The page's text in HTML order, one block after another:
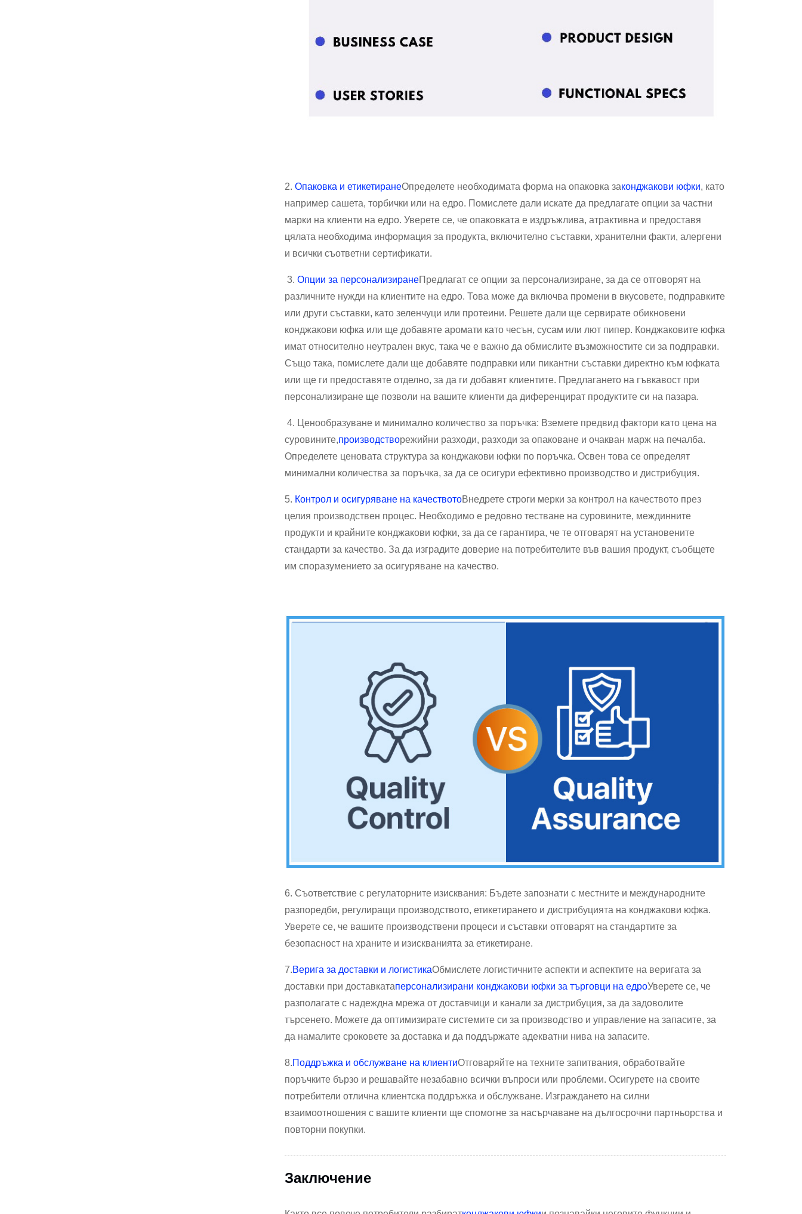
2. Опаковка и етикетиранеОпределете необходимата форма на опаковка законджакови юфки, като
например сашета, торбички или на едро. Помислете дали искате да предлагате опции за частни
марки на клиенти на едро. Уверете се, че опаковката е издръжлива, атрактивна и предоставя
цялата необходима информация за продукта, включително съставки, хранителни факти, алергени
и всички съответни сертификати.
3. Опции за персонализиранеПредлагат се опции за персонализиране, за да се отговорят на
различните нужди на клиентите на едро. Това може да включва промени в вкусовете, подправките
или други съставки, като зеленчуци или протеини. Решете дали ще сервирате обикновени
конджакови юфка или ще добавяте аромати като чесън, сусам или лют пипер. Конджаковите юфка
имат относително неутрален вкус, така че е важно да обмислите възможностите си за подправки.
Също така, помислете дали ще добавяте подправки или пикантни съставки директно към юфката
или ще ги предоставяте отделно, за да ги добавят клиентите. Предлагането на гъвкавост при
персонализиране ще позволи на вашите клиенти да диференцират продуктите си на пазара.
4. Ценообразуване и минимално количество за поръчка: Вземете предвид фактори като цена на
суровините,производстворежийни разходи, разходи за опаковане и очакван марж на печалба.
Определете ценовата структура за конджакови юфки по поръчка. Освен това се определят
минимални количества за поръчка, за да се осигури ефективно производство и дистрибуция.
5. Контрол и осигуряване на качествотоВнедрете строги мерки за контрол на качеството през
целия производствен процес. Необходимо е редовно тестване на суровините, междинните
продукти и крайните конджакови юфки, за да се гарантира, че те отговарят на установените
стандарти за качество. За да изградите доверие на потребителите във вашия продукт, съобщете
им споразумението за осигуряване на качество.
6. Съответствие с регулаторните изисквания: Бъдете запознати с местните и международните
разпоредби, регулиращи производството, етикетирането и дистрибуцията на конджакови юфка.
Уверете се, че вашите производствени процеси и съставки отговарят на стандартите за
безопасност на храните и изискванията за етикетиране.
7.Верига за доставки и логистикаОбмислете логистичните аспекти и аспектите на веригата за
доставки при доставкатаперсонализирани конджакови юфки за търговци на едроУверете се, че
разполагате с надеждна мрежа от доставчици и канали за дистрибуция, за да задоволите
търсенето. Можете да оптимизирате системите си за производство и управление на запасите, за
да намалите сроковете за доставка и да поддържате адекватни нива на запасите.
8.Поддръжка и обслужване на клиентиОтговаряйте на техните запитвания, обработвайте
поръчките бързо и решавайте незабавно всички въпроси или проблеми. Осигурете на своите
потребители отлична клиентска поддръжка и обслужване. Изграждането на силни
взаимоотношения с вашите клиенти ще спомогне за насърчаване на дългосрочни партньорства и
повторни покупки.
Заключение